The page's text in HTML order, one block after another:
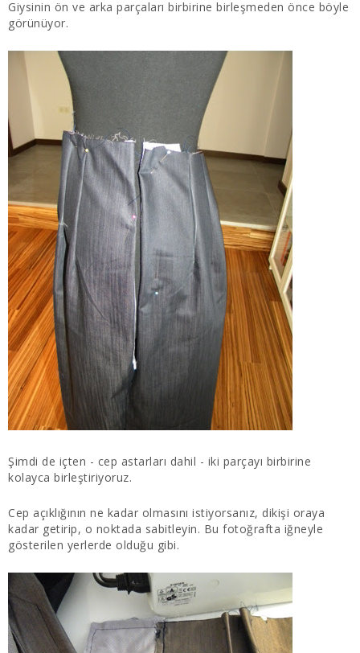
Giysinin ön ve arka parçaları birbirine birleşmeden önce böyle
görünüyor.
Şimdi de içten - cep astarları dahil - iki parçayı birbirine
kolayca birleştiriyoruz.
Cep açıklığının ne kadar olmasını istiyorsanız, dikişi oraya
kadar getirip, o noktada sabitleyin. Bu fotoğrafta iğneyle
gösterilen yerlerde olduğu gibi.